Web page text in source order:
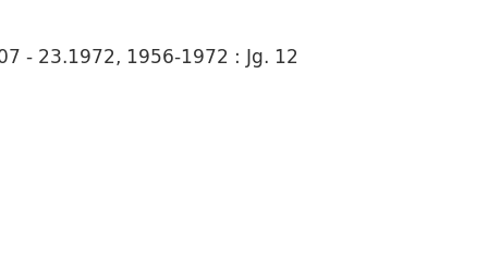
- 23.1972, 1956-1972 : Jg. 12